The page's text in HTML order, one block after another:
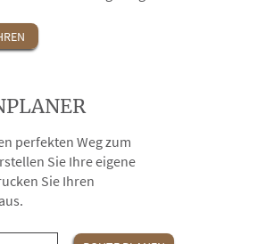
perfekten Weg zum
Sie Ihre eigene
Sie Ihren